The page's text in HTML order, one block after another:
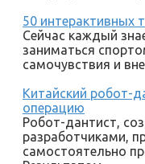
50 интерактивных
Сейчас каждый
заниматься
самочувствия и
Китайский робот-
операцию
Робот-дантист,
разработчиками,
самостоятельно